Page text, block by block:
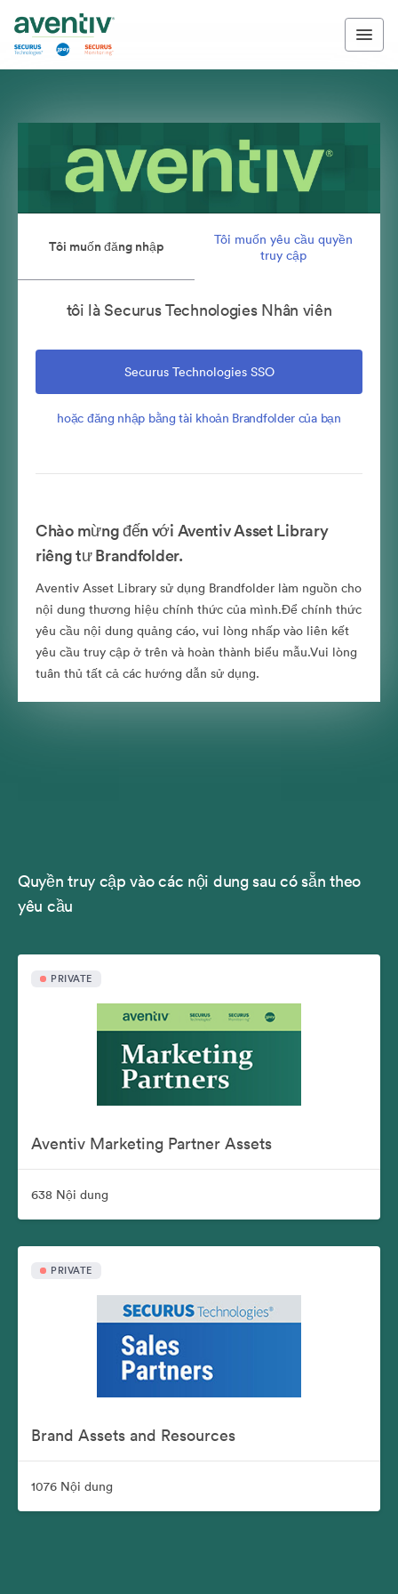
Tôi muốn đăng nhập
Tôi muốn yêu cầu quyền
truy cập
tôi là Securus Technologies Nhân viên
Securus Technologies SSO
hoặc đăng nhập bằng tài khoản Brandfolder của bạn
Chào mừng đến với Aventiv Asset Library
riêng tư Brandfolder.
Aventiv Asset Library sử dụng Brandfolder làm nguồn cho
nội dung thương hiệu chính thức của mình.Để chính thức
yêu cầu nội dung quảng cáo, vui lòng nhấp vào liên kết
yêu cầu truy cập ở trên và hoàn thành biểu mẫu.Vui lòng
tuân thủ tất cả các hướng dẫn sử dụng.
Quyền truy cập vào các nội dung sau có sẵn theo
yêu cầu
PRIVATE
Aventiv Marketing Partner Assets
638 Nội dung
PRIVATE
Brand Assets and Resources
1076 Nội dung